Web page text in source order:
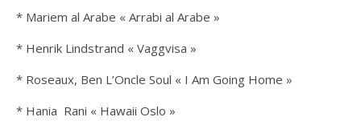
* Mariem al Arabe « Arrabi al Arabe »
* Henrik Lindstrand « Vaggvisa »
* Roseaux, Ben L’Oncle Soul « I Am Going Home »
* Hania Rani « Hawaii Oslo »